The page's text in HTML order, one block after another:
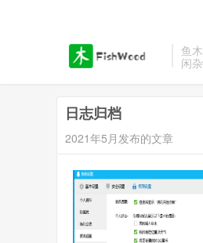
鱼
闲
日志归档
2021年5月发布的文章